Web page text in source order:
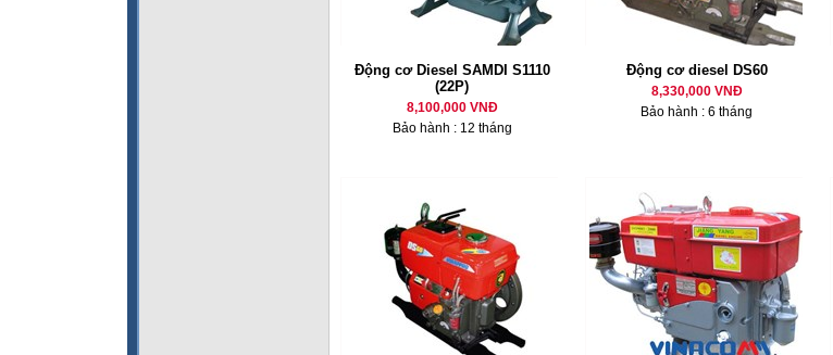
Động cơ Diesel SAMDI S1110
(22P)
8,100,000 VNĐ
Bảo hành : 12 tháng
Động cơ diesel DS60
8,330,000 VNĐ
Bảo hành : 6 tháng